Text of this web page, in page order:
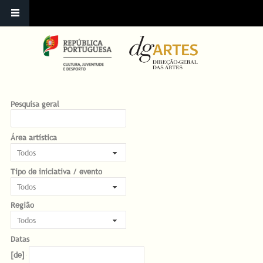
Pesquisa geral
Área artística
Tipo de iniciativa / evento
Região
Datas
Datas
Date